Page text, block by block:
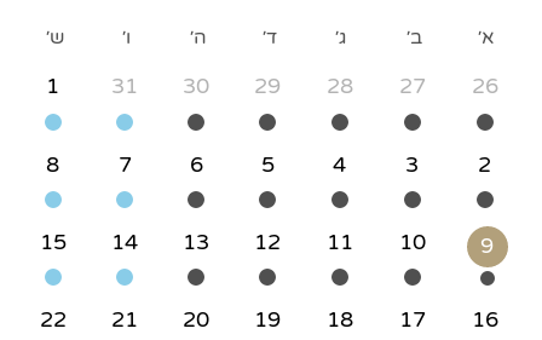
ש׳ ו׳ ה׳ ד׳ ג׳ ב׳ א׳
1 31 30 29 28 27 26
8 7 6 5 4 3 2
15 14 13 12 11 10 9
22 21 20 19 18 17 16